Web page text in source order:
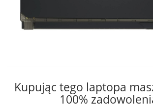
Kupując tego laptopa
100%